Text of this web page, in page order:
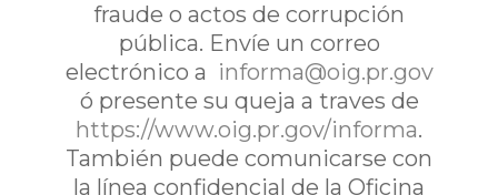
fraude o actos de corrupción
pública. Envíe un correo
electrónico a informa@oig.pr.gov
ó presente su queja a traves de
https://www.oig.pr.gov/informa.
También puede comunicarse con
la línea confidencial de la Oficina